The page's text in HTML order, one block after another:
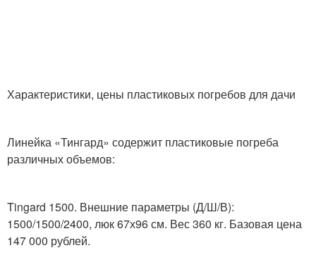
Характеристики, цены пластиковых погребов для дачи
Линейка «Тингард» содержит пластиковые погреба
различных объемов:
Tingard 1500. Внешние параметры (Д/Ш/В):
1500/1500/2400, люк 67х96 см. Вес 360 кг. Базовая цена
147 000 рублей.